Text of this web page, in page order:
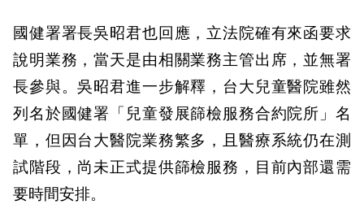
國健署署長吳昭君也回應，立法院確有來函要求
說明業務，當天是由相關業務主管出席，並無署
長參與。吳昭君進一步解釋，台大兒童醫院雖然
列名於國健署「兒童發展篩檢服務合約院所」名
單，但因台大醫院業務繁多，且醫療系統仍在測
試階段，尚未正式提供篩檢服務，目前內部還需
要時間安排。